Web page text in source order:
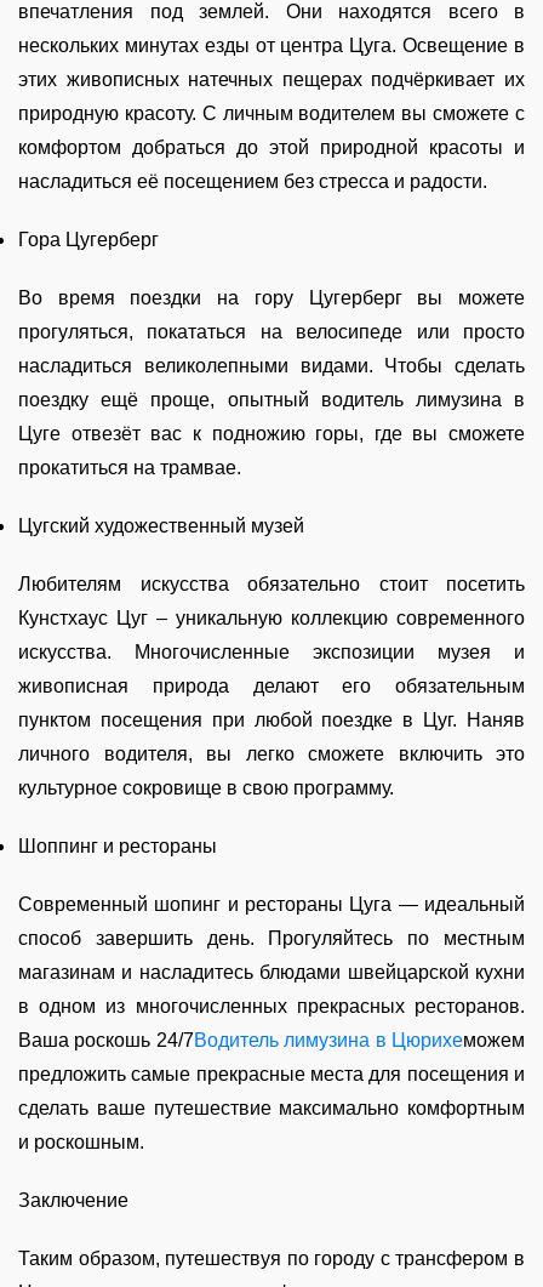
впечатления под землей. Они находятся всего в
нескольких минутах езды от центра Цуга. Освещение в
этих живописных натечных пещерах подчёркивает их
природную красоту. С личным водителем вы сможете с
комфортом добраться до этой природной красоты и
насладиться её посещением без стресса и радости.
Гора Цугерберг
Во время поездки на гору Цугерберг вы можете
прогуляться, покататься на велосипеде или просто
насладиться великолепными видами. Чтобы сделать
поездку ещё проще, опытный водитель лимузина в
Цуге отвезёт вас к подножию горы, где вы сможете
прокатиться на трамвае.
Цугский художественный музей
Любителям искусства обязательно стоит посетить
Кунстхаус Цуг – уникальную коллекцию современного
искусства. Многочисленные экспозиции музея и
живописная природа делают его обязательным
пунктом посещения при любой поездке в Цуг. Наняв
личного водителя, вы легко сможете включить это
культурное сокровище в свою программу.
Шоппинг и рестораны
Современный шопинг и рестораны Цуга — идеальный
способ завершить день. Прогуляйтесь по местным
магазинам и насладитесь блюдами швейцарской кухни
в одном из многочисленных прекрасных ресторанов.
Ваша роскошь 24/7Водитель лимузина в Цюрихеможем
предложить самые прекрасные места для посещения и
сделать ваше путешествие максимально комфортным
и роскошным.
Заключение
Таким образом, путешествуя по городу с трансфером в